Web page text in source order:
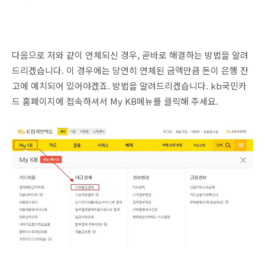
다음으로 저와 같이 연체되신 경우, 곧바로 해결하는 방법을 알려
드리겠습니다. 이 경우에는 당연히 연체된 금액만큼 돈이 은행 잔
고에 예치되어 있어야겠죠. 방법을 알려드리겠습니다. kb국민카
드 홈페이지에 접속하셔서 My KB메뉴를 클릭해 주세요.